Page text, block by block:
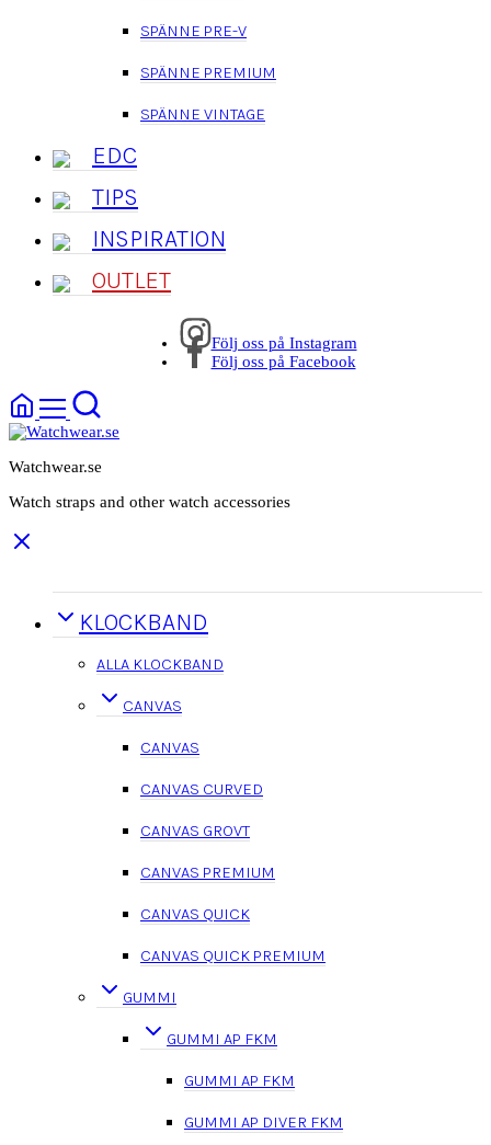
SPÄNNE PRE-V
SPÄNNE PREMIUM
SPÄNNE VINTAGE
EDC
TIPS
INSPIRATION
OUTLET
Följ oss på Instagram
Följ oss på Facebook
Watchwear.se
Watch straps and other watch accessories
KLOCKBAND
ALLA KLOCKBAND
CANVAS
CANVAS
CANVAS CURVED
CANVAS GROVT
CANVAS PREMIUM
CANVAS QUICK
CANVAS QUICK PREMIUM
GUMMI
GUMMI AP FKM
GUMMI AP FKM
GUMMI AP DIVER FKM